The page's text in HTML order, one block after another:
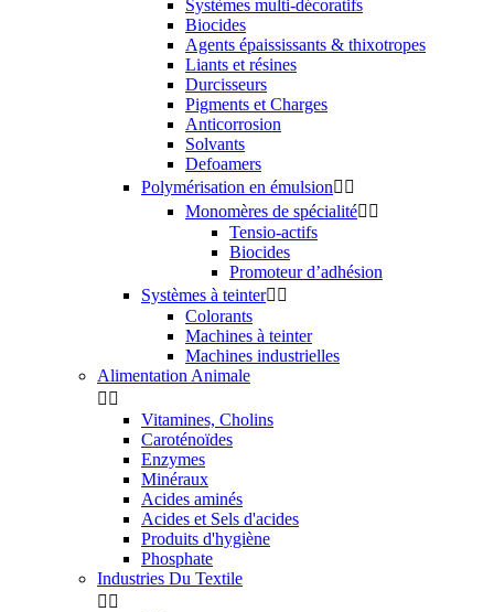
Systèmes multi-décoratifs
Biocides
Agents épaississants & thixotropes
Liants et résines
Durcisseurs
Pigments et Charges
Anticorrosion
Solvants
Defoamers
Polymérisation en émulsion 
Monomères de spécialité 
Tensio-actifs
Biocides
Promoteur d’adhésion
Systèmes à teinter 
Colorants
Machines à teinter
Machines industrielles
Alimentation Animale
 
Vitamines, Cholins
Caroténoïdes
Enzymes
Minéraux
Acides aminés
Acides et Sels d'acides
Produits d'hygiène
Phosphate
Industries Du Textile
 